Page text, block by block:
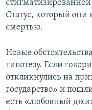
Статус, который они
смертью.
Новые
гипотезу. Если
откликнулись на
государство» и
есть «любовный